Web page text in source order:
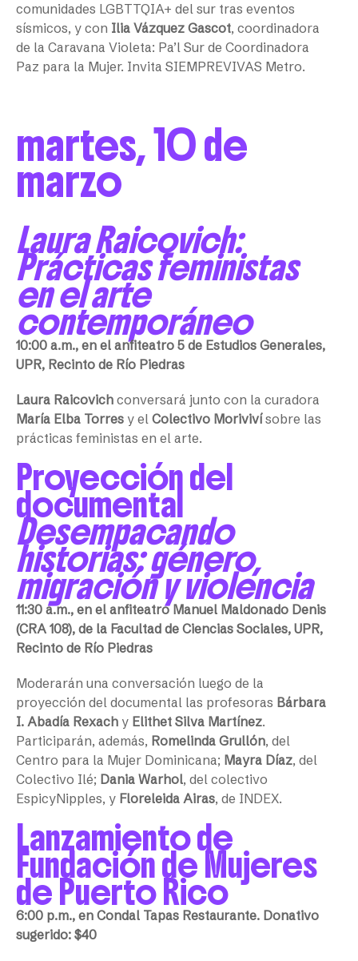
comunidades LGBTTQIA+ del sur tras eventos
sísmicos, y con Ilia Vázquez Gascot, coordinadora
de la Caravana Violeta: Pa’l Sur de Coordinadora
Paz para la Mujer. Invita SIEMPREVIVAS Metro.
martes, 10 de
marzo
Laura Raicovich:
Prácticas feministas
en el arte
contemporáneo
10:00 a.m., en el anfiteatro 5 de Estudios Generales,
UPR, Recinto de Río Piedras
Laura Raicovich conversará junto con la curadora
María Elba Torres y el Colectivo Morivivísobre las
prácticas feministas en el arte.
Proyección del
documental
Desempacando
historias: género,
migración y violencia
11:30 a.m., en el anfiteatro Manuel Maldonado Denis
(CRA 108), de la Facultad de Ciencias Sociales, UPR,
Recinto de Río Piedras
Moderarán una conversación luego de la
proyección del documental las profesoras Bárbara
I. Abadía Rexach y Elithet Silva Martínez.
Participarán, además, Romelinda Grullón, del
Centro para la Mujer Dominicana; Mayra Díaz, del
Colectivo Ilé; Dania Warhol, del colectivo
EspicyNipples, y Floreleida Airas, de INDEX.
Lanzamiento de
Fundación de Mujeres
de Puerto Rico
6:00 p.m., en Condal Tapas Restaurante. Donativo
sugerido: $40